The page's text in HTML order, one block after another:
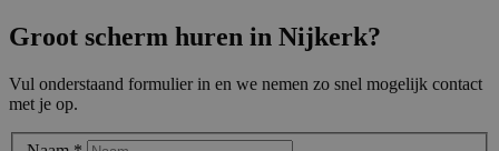
Groot scherm huren in Nijkerk?
Vul onderstaand formulier in en we nemen zo snel mogelijk contact
met je op.